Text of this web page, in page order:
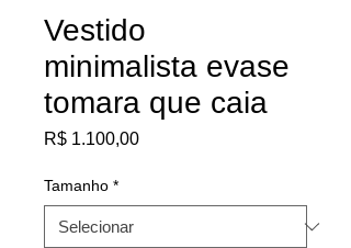
Vestido
minimalista evase
tomara que caia
R$ 1.100,00Preço
Tamanho *